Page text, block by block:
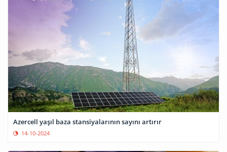
Azercell yaşıl baza stansiyalarının sayını artırır
14-10-2024